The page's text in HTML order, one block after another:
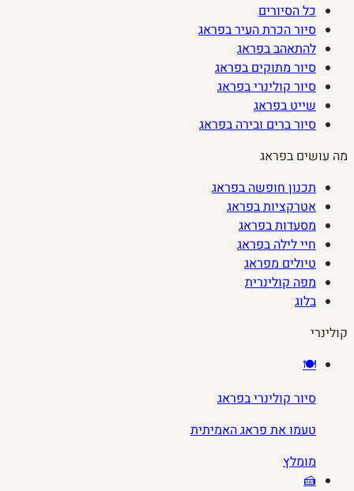
כל הסיורים
סיור הכרת העיר בפראג
להתאהב בפראג
סיור מתוקים בפראג
סיור קולינרי בפראג
שייט בפראג
סיור ברים ובירה בפראג
מה עושים בפראג
תכנון חופשה בפראג
אטרקציות בפראג
מסעדות בפראג
חיי לילה בפראג
טיולים מפראג
מפה קולינרית
בלוג
קולינרי
🍽️
סיור קולינרי בפראג
טעמו את פראג האמיתית
מומלץ
🍰